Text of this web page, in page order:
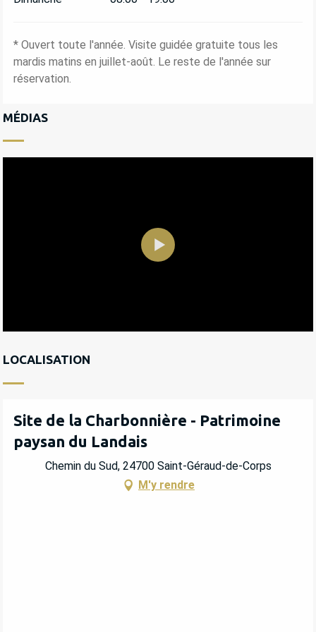
* Ouvert toute l'année. Visite guidée gratuite tous les
mardis matins en juillet-août. Le reste de l'année sur
réservation.
MÉDIAS
LOCALISATION
Site de la Charbonnière - Patrimoine
paysan du Landais
Chemin du Sud, 24700 Saint-Géraud-de-Corps
M'y rendre